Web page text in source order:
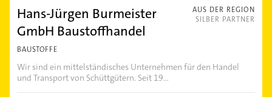
AUS DER REGION
SILBER PARTNER
Hans-Jürgen Burmeister
GmbH Baustoffhandel
BAUSTOFFE
Wir sind ein mittelständisches Unternehmen für den Handel
und Transport von Schüttgütern. Seit 19...